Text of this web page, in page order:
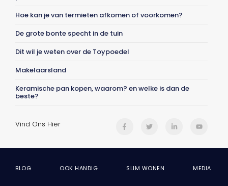
Hoe kan je van termieten afkomen of voorkomen?
De grote bonte specht in de tuin
Dit wil je weten over de Toypoedel
Makelaarsland
Keramische pan kopen, waarom? en welke is dan de
beste?
Vind Ons Hier
BLOG OOK HANDIG SLIM WONEN MEDIA